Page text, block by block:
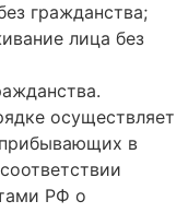
гражданства;
лица без
осуществляет
в
РФ о